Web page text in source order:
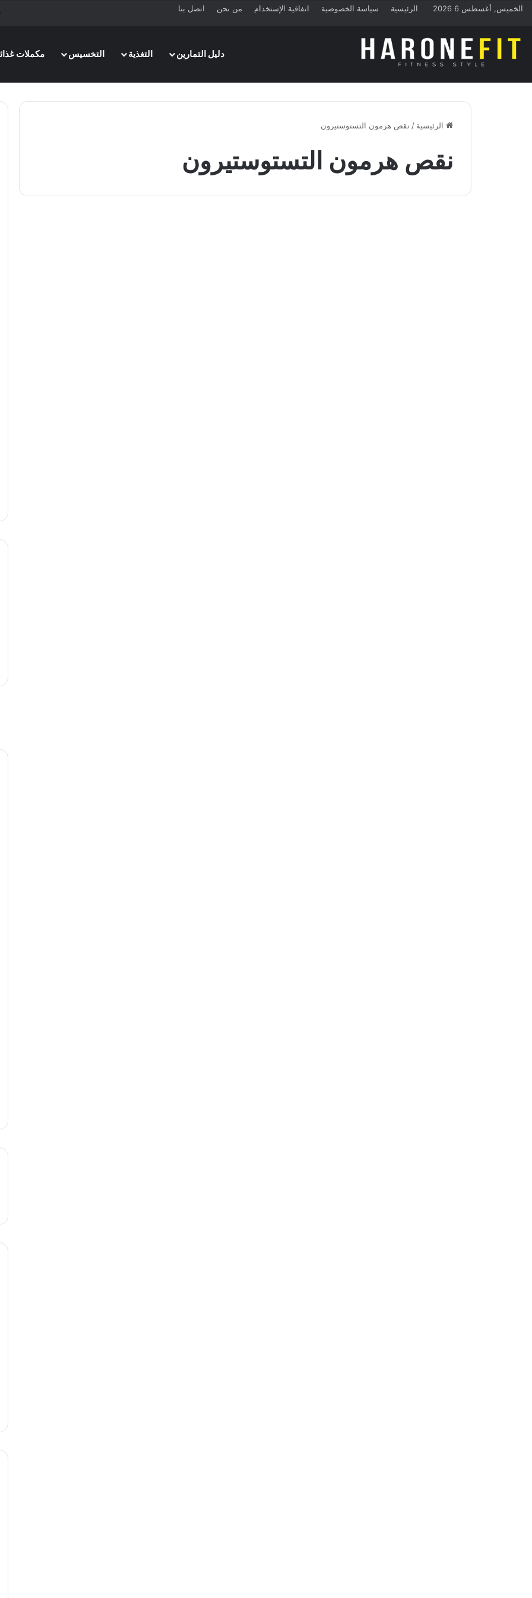
الخميس, أغسطس 6 2026 الرئيسية سياسة الخصوصية اتفاقية الإستخدام من نحن اتصل بنا
دليل التمارين
التغذية التخسيس مكملات
الرئيسية / نقص هرمون التستوستيرون
نقص هرمون التستوستيرون